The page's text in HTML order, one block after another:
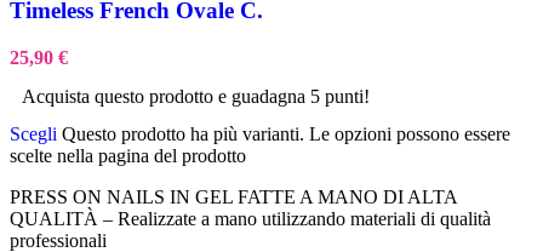
Timeless French Ovale C.
25,90 €
Acquista questo prodotto e guadagna 5 punti!
Scegli Questo prodotto ha più varianti. Le opzioni possono essere
scelte nella pagina del prodotto
PRESS ON NAILS IN GEL FATTE A MANO DI ALTA
QUALITÀ – Realizzate a mano utilizzando materiali di qualità
professionali